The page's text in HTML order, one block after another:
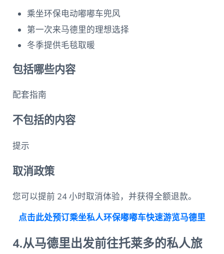
乘坐环保电动嘟嘟车兜风
第一次来马德里的理想选择
冬季提供毛毯取暖
包括哪些内容
配套指南
不包括的内容
提示
取消政策
您可以提前 24 小时取消体验，并获得全额退款。
点击此处预订乘坐私人环保嘟嘟车快速游览马德里
4.从马德里出发前往托莱多的私人旅